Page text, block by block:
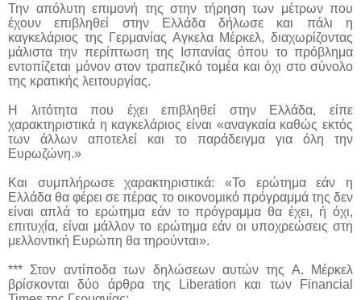
Την απόλυτη επιμονή της στην τήρηση των μέτρων που
έχουν επιβληθεί στην Ελλάδα δήλωσε και πάλι η
καγκελάριος της Γερμανίας Αγκελα Μέρκελ, διαχωρίζοντας
μάλιστα την περίπτωση της Ισπανίας όπου το πρόβλημα
εντοπίζεται μόνον στον τραπεζικό τομέα και όχι στο σύνολο
της κρατικής λειτουργίας.
Η λιτότητα που έχει επιβληθεί στην Ελλάδα, είπε
χαρακτηριστικά η καγκελάριος είναι «αναγκαία καθώς εκτός
των άλλων αποτελεί και το παράδειγμα για όλη την
Ευρωζώνη.»
Και συμπλήρωσε χαρακτηριστικά: «Το ερώτημα εάν η
Ελλάδα θα φέρει σε πέρας το οικονομικό πρόγραμμά της δεν
είναι απλά το ερώτημα εάν το πρόγραμμα θα έχει, ή όχι,
επιτυχία, είναι μάλλον το ερώτημα εάν οι υποχρεώσεις στη
μελλοντική Ευρώπη θα τηρούνται».
*** Στον αντίποδα των δηλώσεων αυτών της Α. Μέρκελ
βρίσκονται δύο άρθρα της Liberation και των Financial